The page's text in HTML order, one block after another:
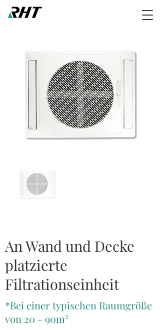
An Wand und Decke
platzierte
Filtrationseinheit
*Bei einer typischen Raumgröße
von 20 - 90m²